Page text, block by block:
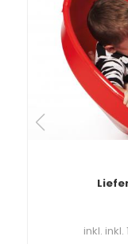
inkl. inkl.